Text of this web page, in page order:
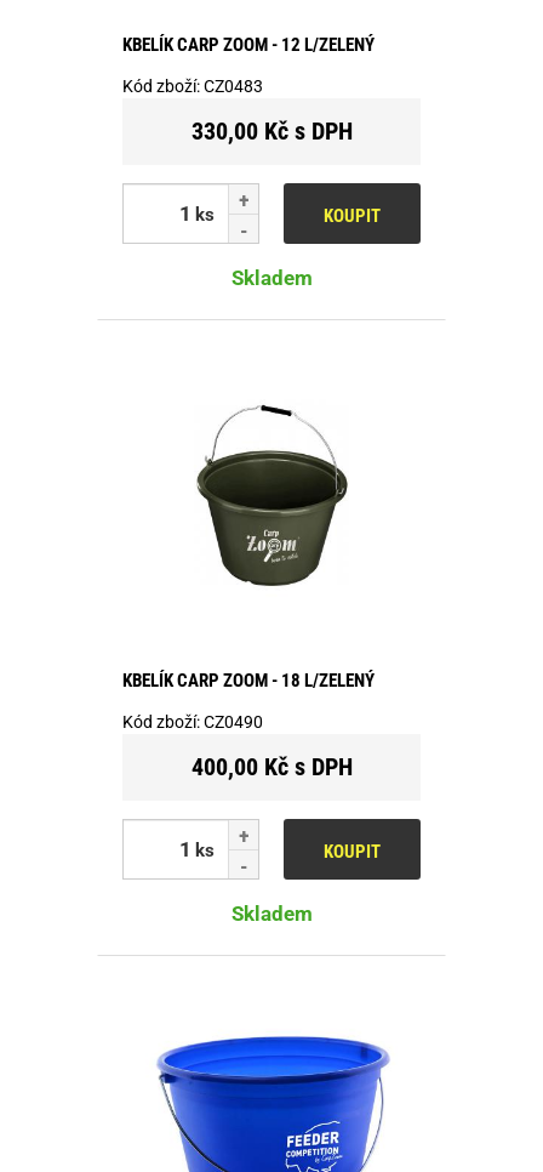
KBELÍK CARP ZOOM - 12 L/ZELENÝ
Kód zboží:CZ0483
330,00 Kč s DPH
ks KOUPIT
Skladem
KBELÍK CARP ZOOM - 18 L/ZELENÝ
Kód zboží:CZ0490
400,00 Kč s DPH
ks KOUPIT
Skladem